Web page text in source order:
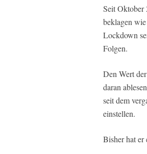
Seit Oktober
beklagen
Lockdown
Folgen.
Den Wert
daran
seit dem
einstellen.
Bisher hat er